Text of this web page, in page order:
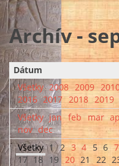
Archív -
Dátum
Všetky 2008 2009
2016 2017 2018 2019
Všetky jan feb mar
nov dec
Všetky 1 2 3 4 5 6 7
17 18 19 20 21 22